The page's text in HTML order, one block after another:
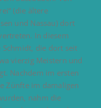
(die ältere
und Nassau) dort
In diesem
die dort seit
vierzig Meistern und
Nachdem im ersten
Zünfte im damaligen
nahm die